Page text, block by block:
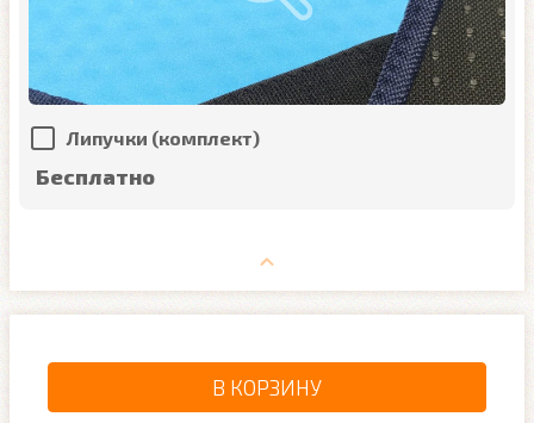
Липучки (комплект)
Бесплатно
В КОРЗИНУ